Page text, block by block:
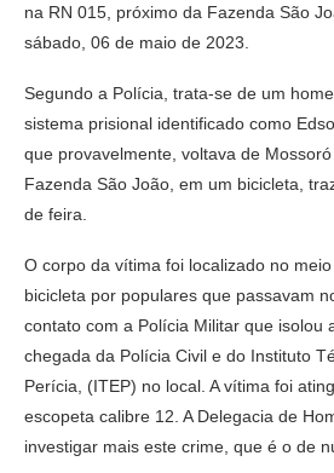
na RN 015, próximo da Fazenda São
sábado, 06 de maio de 2023.
Segundo a Polícia, trata-se de um
sistema prisional identificado como
que provavelmente, voltava de
Fazenda São João, em um bicicleta,
de feira.
O corpo da vítima foi localizado no
bicicleta por populares que passavam
contato com a Polícia Militar que isolou
chegada da Polícia Civil e do Instituto
Perícia, (ITEP) no local. A vítima foi
escopeta calibre 12. A Delegacia de
investigar mais este crime, que é o de